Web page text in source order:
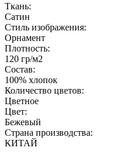
Ткань:
Сатин
Стиль изображения:
Орнамент
Плотность:
120 гр/м2
Состав:
100% хлопок
Количество цветов:
Цветное
Цвет:
Бежевый
Страна производства:
КИТАЙ